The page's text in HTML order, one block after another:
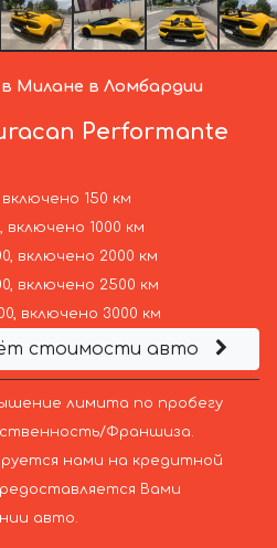
Милане в Ломбардии
Performante
включено 150 км
включено 1000 км
включено 2000 км
включено 2500 км
включено 3000 км
стоимости авто
лимита по пробегу
Франшиза.
нами на кредитной
Вами
авто.